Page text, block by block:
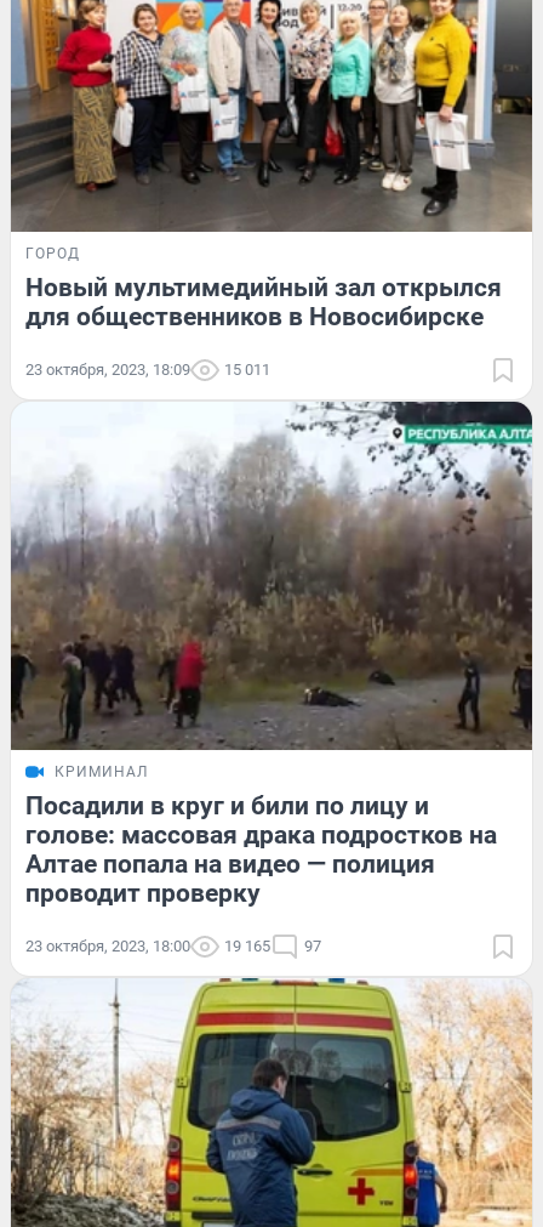
ГОРОД
Новый мультимедийный зал открылся
для общественников в Новосибирске
23 октября, 2023, 18:09 15 011
КРИМИНАЛ
Посадили в круг и били по лицу и
голове: массовая драка подростков на
Алтае попала на видео — полиция
проводит проверку
23 октября, 2023, 18:00 19 165 97